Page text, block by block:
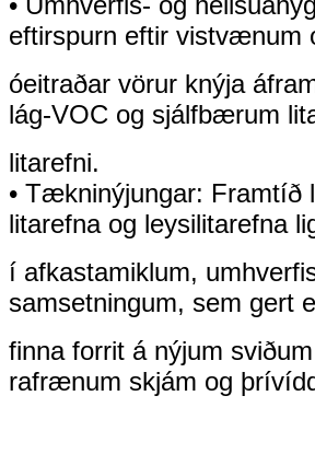
eftirspurn eftir vistvænum
óeitraðar vörur knýja
lág-VOC og sjálfbærum
litarefni.
• Tækninýjungar:
litarefna og leysilitarefna
í afkastamiklum,
samsetningum, sem gert
finna forrit á nýjum
rafrænum skjám og